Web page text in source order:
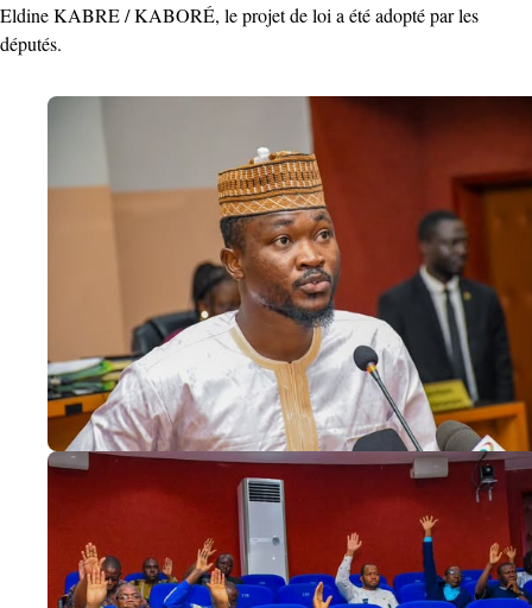
Eldine KABRE / KABORÉ, le projet de loi a été adopté par les
députés.